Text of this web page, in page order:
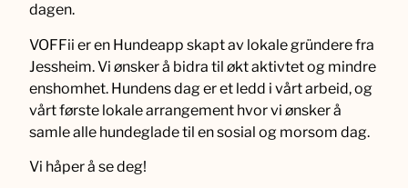
dagen.
VOFFii er en Hundeapp skapt av lokale gründere fra
Jessheim. Vi ønsker å bidra til økt aktivtet og mindre
enshomhet. Hundens dag er et ledd i vårt arbeid, og
vårt første lokale arrangement hvor vi ønsker å
samle alle hundeglade til en sosial og morsom dag.
Vi håper å se deg!